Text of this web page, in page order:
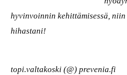
hyvinvoinnin kehittämisessä,
hihastani!
topi.valtakoski (@) prevenia.fi